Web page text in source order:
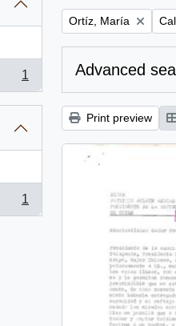
1
1
Remove filter:
Ortíz, María
Advanced
Print preview